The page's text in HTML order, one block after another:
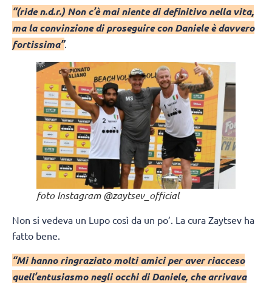
“(ride n.d.r.) Non c’è mai niente di definitivo nella vita,
ma la convinzione di proseguire con Daniele è davvero
fortissima”.
foto Instagram @zaytsev_official
Non si vedeva un Lupo così da un po’. La cura Zaytsev ha
fatto bene.
“Mi hanno ringraziato molti amici per aver riacceso
quell’entusiasmo negli occhi di Daniele, che arrivava